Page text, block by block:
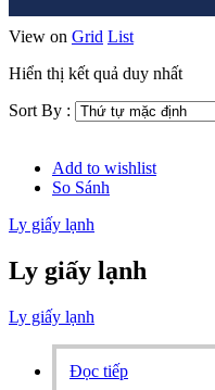
View on Grid List
Hiển thị kết quả duy nhất
Sort By :
Add to wishlist
So Sánh
Ly giấy lạnh
Ly giấy lạnh
Ly giấy lạnh
Đọc tiếp